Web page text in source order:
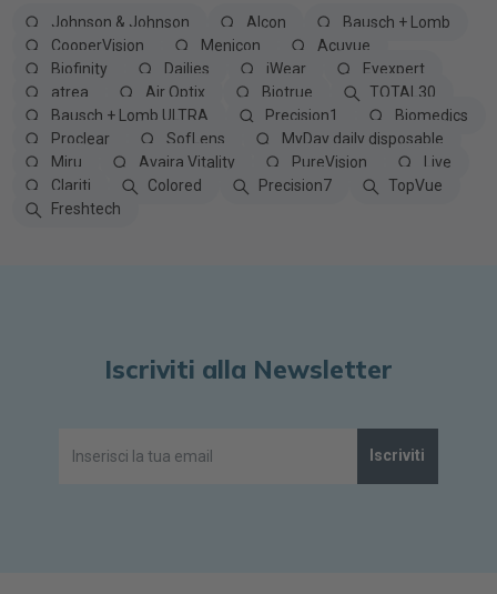
Johnson & Johnson Alcon
Bausch + Lomb
CooperVision
Menicon
Acuvue
Biofinity
Dailies iWear
Eyexpert
atrea
Air Optix Biotrue
TOTAL30
Bausch + Lomb ULTRA
Precision1
Biomedics
Proclear
SofLens
MyDay daily disposable
Miru
Avaira Vitality PureVision
Live
Clariti
Colored Precision7
TopVue
Freshtech
Iscriviti alla Newsletter
Iscriviti